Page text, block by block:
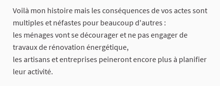
Voilà mon histoire mais les conséquences de vos actes sont
multiples et néfastes pour beaucoup d'autres :
les ménages vont se décourager et ne pas engager de
travaux de rénovation énergétique,
les artisans et entreprises peineront encore plus à planifier
leur activité.